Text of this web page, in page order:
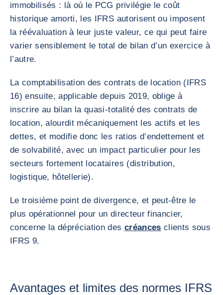
immobilisés : là où le PCG privilégie le coût
historique amorti, les IFRS autorisent ou imposent
la réévaluation à leur juste valeur, ce qui peut faire
varier sensiblement le total de bilan d’un exercice à
l’autre.
La comptabilisation des contrats de location (IFRS
16) ensuite, applicable depuis 2019, oblige à
inscrire au bilan la quasi-totalité des contrats de
location, alourdit mécaniquement les actifs et les
dettes, et modifie donc les ratios d’endettement et
de solvabilité, avec un impact particulier pour les
secteurs fortement locataires (distribution,
logistique, hôtellerie).
Le troisième point de divergence, et peut-être le
plus opérationnel pour un directeur financier,
concerne la dépréciation des créances clients sous
IFRS 9.
Avantages et limites des normes IFRS